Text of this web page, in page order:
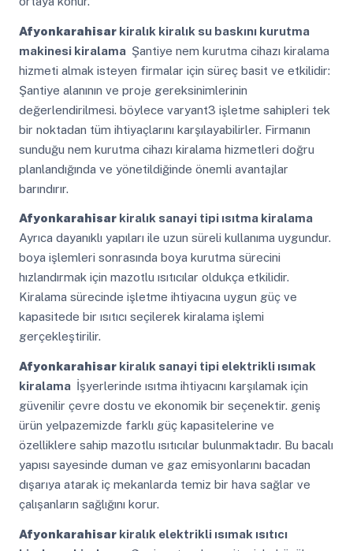
Afyonkarahisarkiralık kiralık su baskını kurutma
makinesi kiralama Şantiye nem kurutma cihazı kiralama
hizmeti almak isteyen firmalar için süreç basit ve etkilidir:
Şantiye alanının ve proje gereksinimlerinin
değerlendirilmesi. böylece varyant3 işletme sahipleri tek
bir noktadan tüm ihtiyaçlarını karşılayabilirler. Firmanın
sunduğu nem kurutma cihazı kiralama hizmetleri doğru
planlandığında ve yönetildiğinde önemli avantajlar
barındırır.
Afyonkarahisarkiralık sanayi tipi ısıtma kiralama
Ayrıca dayanıklı yapıları ile uzun süreli kullanıma uygundur.
boya işlemleri sonrasında boya kurutma sürecini
hızlandırmak için mazotlu ısıtıcılar oldukça etkilidir.
Kiralama sürecinde işletme ihtiyacına uygun güç ve
kapasitede bir ısıtıcı seçilerek kiralama işlemi
gerçekleştirilir.
Afyonkarahisarkiralık sanayi tipi elektrikli ısımak
kiralama İşyerlerinde ısıtma ihtiyacını karşılamak için
güvenilir çevre dostu ve ekonomik bir seçenektir. geniş
ürün yelpazemizde farklı güç kapasitelerine ve
özelliklere sahip mazotlu ısıtıcılar bulunmaktadır. Bu bacalı
yapısı sayesinde duman ve gaz emisyonlarını bacadan
dışarıya atarak iç mekanlarda temiz bir hava sağlar ve
çalışanların sağlığını korur.
Afyonkarahisarkiralık elektrikli ısımak ısıtıcı